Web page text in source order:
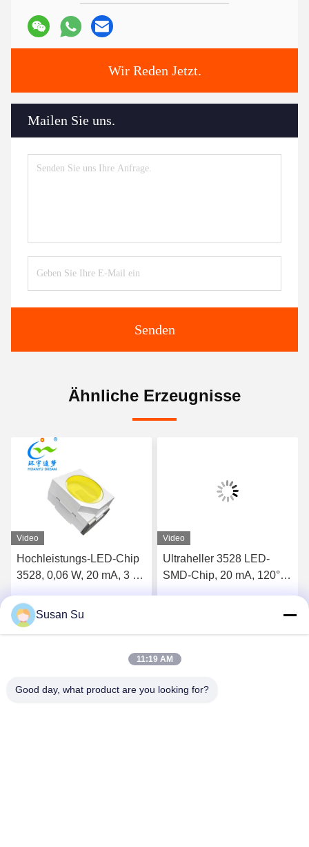
Wir Reden Jetzt.
Mailen Sie uns.
Senden
Ähnliche Erzeugnisse
Video
Hochleistungs-LED-Chip
3528, 0,06 W, 20 mA, 3 V,
Video
Ultraheller 3528 LED-
SMD-Chip, 20 mA, 120°
Susan Su
11:19 AM
Good day, what product are you looking for?